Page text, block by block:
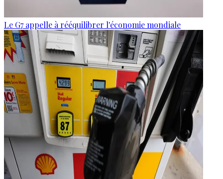
Le G7 appelle à rééquilibrer l'économie mondiale